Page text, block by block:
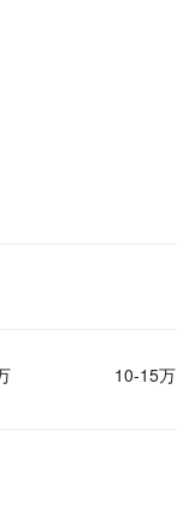
10-15万